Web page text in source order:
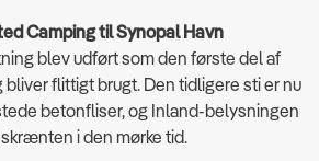
Camping til Synopal Havn
blev udført som den første del af
bliver flittigt brugt. Den tidligere sti er nu
betonfliser, og Inland-belysningen
i den mørke tid.